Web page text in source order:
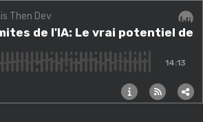
- Les limites de l'IA: Le vrai potentiel des
Then Dev
de l'IA: Le vrai potentiel
14:13